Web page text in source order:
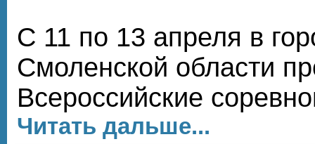
С 11 по 13 апреля в
Смоленской области
Всероссийские
Читать дальше...